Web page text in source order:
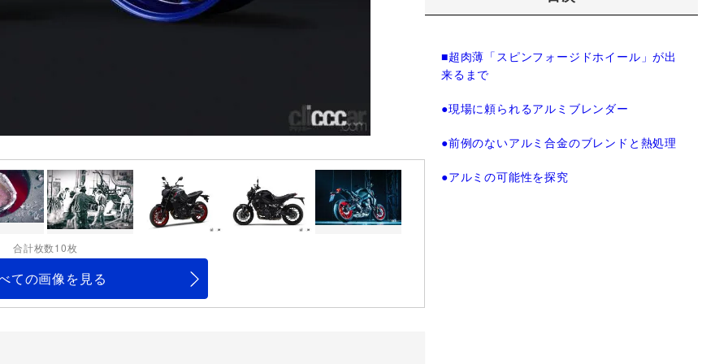
合計枚数10枚
ての画像を見る
■超肉薄「スピンフォージドホイール」が出
来るまで
●現場に頼られるアルミブレンダー
●前例のないアルミ合金のブレンドと熱処理
●アルミの可能性を探究